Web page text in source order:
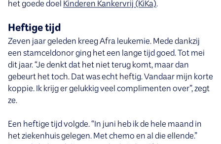
het goede doel Kinderen Kankervrij (KiKa).
Heftige tijd
Zeven jaar geleden kreeg Afra leukemie. Mede dankzij
een stamceldonor ging het een lange tijd goed. Tot mei
dit jaar. “Je denkt dat het niet terug komt, maar dan
gebeurt het toch. Dat was echt heftig. Vandaar mijn korte
koppie. Ik krijg er gelukkig veel complimenten over”, zegt
ze.
Een heftige tijd volgde. “In juni heb ik de hele maand in
het ziekenhuis gelegen. Met chemo en al die ellende.”